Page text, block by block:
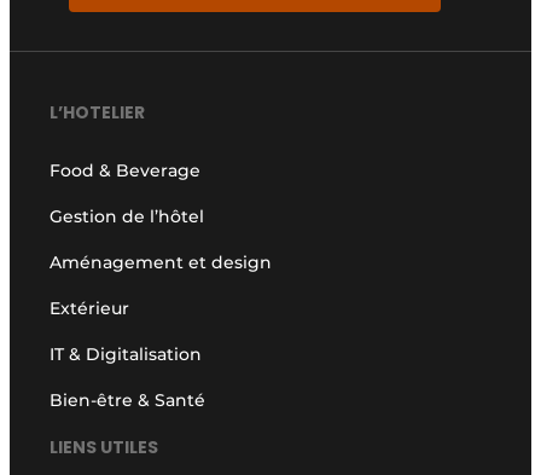
L’HOTELIER
Food & Beverage
Gestion de l’hôtel
Aménagement et design
Extérieur
IT & Digitalisation
Bien-être & Santé
LIENS UTILES